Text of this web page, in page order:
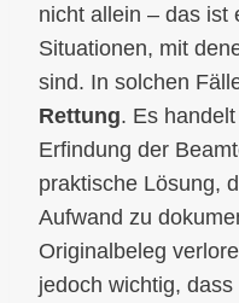
nicht allein – das ist
Situationen, mit
sind. In solchen
Rettung. Es
Erfindung der
praktische Lösung,
Aufwand zu
Originalbeleg
jedoch wichtig,